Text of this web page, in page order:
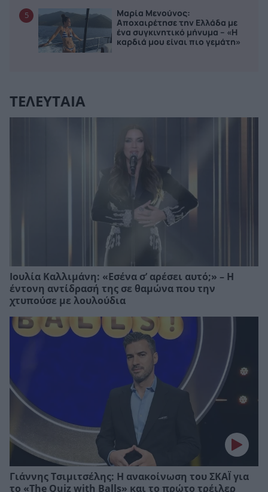
5
Μαρία Μενούνος:
Αποχαιρέτησε την Ελλάδα με
ένα συγκινητικό μήνυμα – «Η
καρδιά μου είναι πιο γεμάτη»
ΤΕΛΕΥΤΑΙΑ
Ιουλία Καλλιμάνη: «Εσένα σ’ αρέσει αυτό;» – Η
έντονη αντίδρασή της σε θαμώνα που την
χτυπούσε με λουλούδια
Γιάννης Τσιμιτσέλης: Η ανακοίνωση του ΣΚΑΪ για
το «The Quiz with Balls» και το πρώτο τρέιλερ